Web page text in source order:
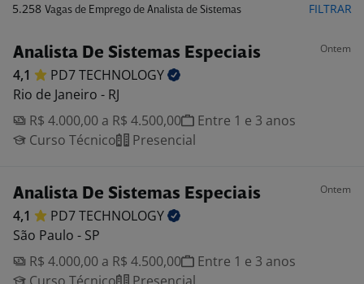
5.258 Vagas de Emprego de Analista de Sistemas FILTRAR
Analista De Sistemas Especiais Ontem
4,1 PD7TECHNOLOGY
Rio de Janeiro - RJ
R$ 4.000,00 a R$ 4.500,00
Entre 1 e 3 anos
Curso Técnico
Presencial
Analista De Sistemas Especiais Ontem
4,1 PD7TECHNOLOGY
São Paulo - SP
R$ 4.000,00 a R$ 4.500,00
Entre 1 e 3 anos